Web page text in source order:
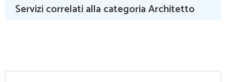
Servizi correlati alla categoria Architetto